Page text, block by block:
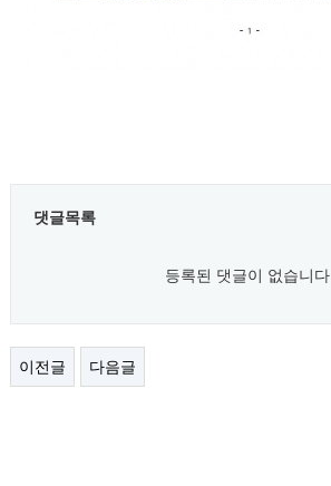
댓글목록
등록된 댓글이 없습니다.
이전글 다음글